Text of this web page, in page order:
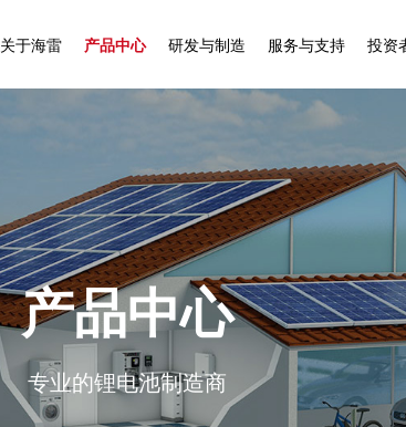
关于海雷
业文化
司环境
作伙伴
发展历程
产品中心
工商业储能
智能换电
高速电摩电池
驻车启动电池
研发与制造
核心技术
先进制造
质量保障
服务与支持
服务介绍
掌上监控
专业团队
资料下载
投资
投资
产品中心
专业的锂电池制造商